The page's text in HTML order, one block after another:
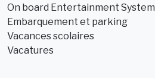
On board Entertainment System
Embarquement et parking
Vacances scolaires
Vacatures